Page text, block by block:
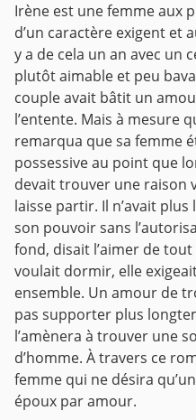
Irène est une femme aux
d’un caractère exigent et
y a de cela un an avec un
plutôt aimable et peu
couple avait bâtit un
l’entente. Mais à mesure
remarqua que sa femme
possessive au point que
devait trouver une raison
laisse partir. Il n’avait
son pouvoir sans
fond, disait l’aimer de
voulait dormir, elle
ensemble. Un amour de
pas supporter plus
l’amènera à trouver une
d’homme. À travers ce
femme qui ne désira
époux par amour.